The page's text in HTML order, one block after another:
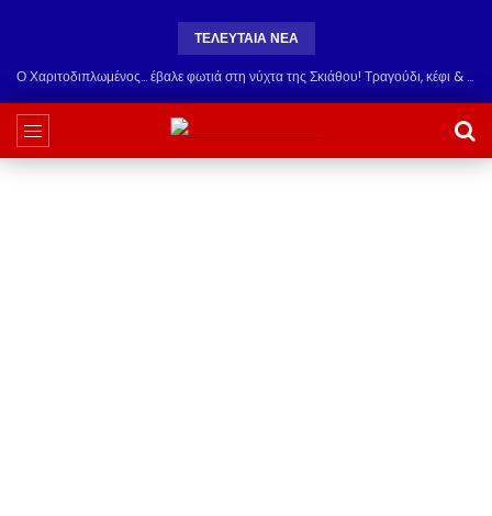
ΤΕΛΕΥΤΑΊΑ ΝΈΑ
Ο Χαριτοδιπλωμένος… έβαλε φωτιά στη νύχτα της Σκιάθου! Τραγούδι, κέφι & εκλεκτή παρέα στο Carnayo